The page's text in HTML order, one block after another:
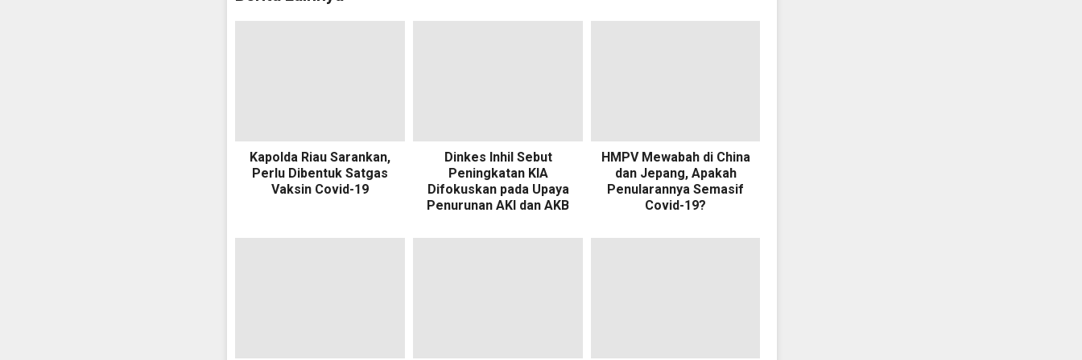
Kapolda Riau Sarankan,
Perlu Dibentuk Satgas
Vaksin Covid-19
Dinkes Inhil Sebut
Peningkatan KIA
Difokuskan pada Upaya
Penurunan AKI dan AKB
HMPV Mewabah di China
dan Jepang, Apakah
Penularannya Semasif
Covid-19?